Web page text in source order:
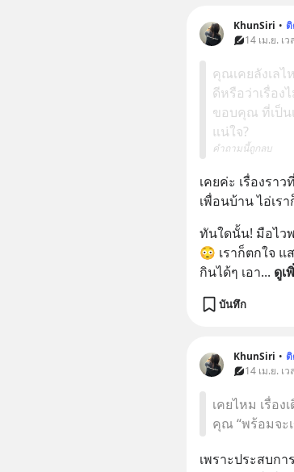
KhunSiri •
14 เม.ย. เ
คุณเคยลังเล
ดีหรือว่าเรื่อ
ขอบคุณ ที่เป็น
แน่ใจ?
คำถามนี้ถูกลบ
เคยค่ะ เรื่องรา
เพื่อนบ้าน ไอ่เ
ทันใดนั้น! มือไว
😳 เราก็ตกใจ
กินได้ๆ เอา... ดูเ
บันทึก
KhunSiri •
14 เม.ย. เ
เคยไหม เรื่อง
คุณ “พร้อมจะ
เพราะประสบก